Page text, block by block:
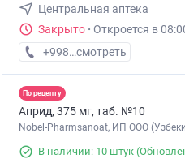
Центральная аптека
Закрыто · Откроется в
+998 (65) XXX-XX-XX
смотреть
По рецепту
Априд, 375 мг, таб. №10
Nobel-Pharmsanoat, ИП ООО
В наличии: 10 штук